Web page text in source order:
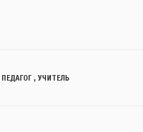
ПЕДАГОГ, УЧИТЕЛЬ